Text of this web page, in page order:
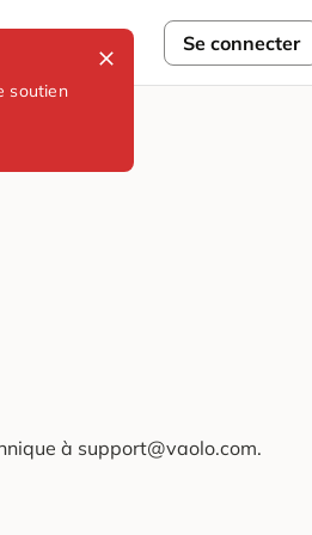
soutien
Se connecter
à support@vaolo.com.